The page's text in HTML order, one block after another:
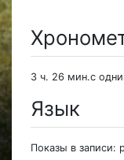
3 ч. 26 мин.с
Язык
Показы в записи: